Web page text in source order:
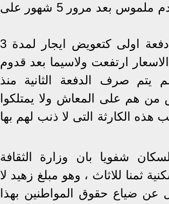
2024 ، وهو ما لم يحدث منه اى تقدم ملموس بعد مرور 5 شهور على
وقد تم صرف مبلغ 15 الف جنيه دفعة اولى كتعويض ايجار لمدة 3
ارتفعت ولاسيما بعد قدوم
يتم صرف الدفعة الثانية منذ
من هم على المعاش ولا يمتلكوا
الكارثة التى لا ذنب لهم بها
شفويا بان وزارة الثقافة
السكنية ثمنا للاثاث ، وهو مبلغ زهيد لا
عن ضياع حقوق المواطنين بهذا